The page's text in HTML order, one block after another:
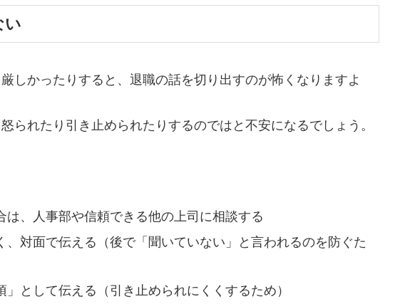
い
しかったりすると、退職の話を切り出すのが怖くなりますよ
られたり引き止められたりするのではと不安になるでしょう。
は、人事部や信頼できる他の上司に相談する
、対面で伝える（後で「聞いていない」と言われるのを防ぐた
」として伝える（引き止められにくくするため）